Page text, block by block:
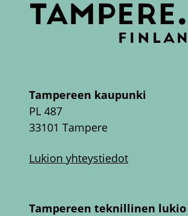
Tampereen kaupunki
PL 487
33101 Tampere
Lukion yhteystiedot
Tampereen teknillinen lukio